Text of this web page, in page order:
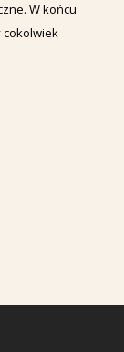
W końcu
cokolwiek